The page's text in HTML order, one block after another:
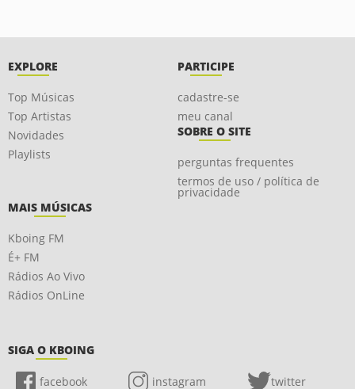
EXPLORE
Top Músicas
Top Artistas
Novidades
Playlists
PARTICIPE
cadastre-se
meu canal
SOBRE O SITE
perguntas frequentes
termos de uso / política de
privacidade
MAIS MÚSICAS
Kboing FM
É+ FM
Rádios Ao Vivo
Rádios OnLine
SIGA O KBOING
facebook instagram twitter